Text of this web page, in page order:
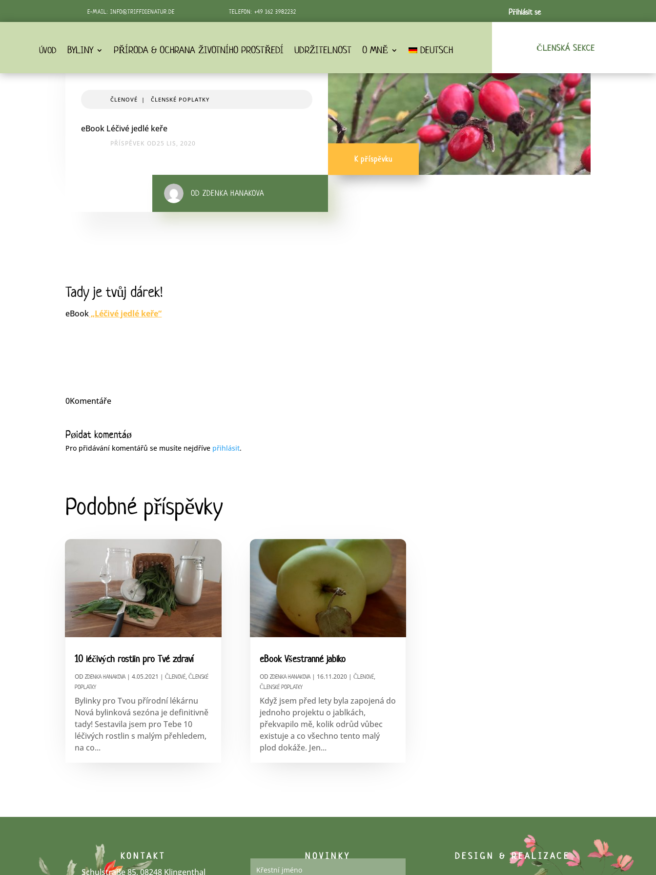
E-MAIL:INFO@TRIFFDIENATUR.DE TELEFON: +49 162 3982232‬ Přihlásit se
ÚVOD BYLINY PŘÍRODA & OCHRANA ŽIVOTNÍHO PROSTŘEDÍ UDRŽITELNOST O MNĚ DEUTSCH ČLENSKÁ SEKCE
ČLENOVÉ |ČLENSKÉ POPLATKY
eBook Léčivé jedlé keře
PŘÍSPĚVEK OD25 LIS, 2020
OD ZDENKA HANAKOVA
K příspěvku
Tady je tvůj dárek!
eBook „Léčivé jedlé keře“
0Komentáře
Pøidat komentáø
Pro přidávání komentářů se musíte nejdříve přihlásit.
Podobné příspěvky
10 léčivých rostlin pro Tvé zdraví
ODZDENKA HANAKOVA|4.05.2021 |ČLENOVÉ,ČLENSKÉ
POPLATKY
Bylinky pro Tvou přírodní lékárnu
Nová bylinková sezóna je definitivně
tady! Sestavila jsem pro Tebe 10
léčivých rostlin s malým přehledem,
na co...
eBook Všestranné jablko
OD ZDENKA HANAKOVA| 16.11.2020| ČLENOVÉ,
ČLENSKÉ POPLATKY
Když jsem před lety byla zapojená do
jednoho projektu o jablkách,
překvapilo mě, kolik odrůd vůbec
existuje a co všechno tento malý
plod dokáže. Jen...
KONTAKT
Schulstraße 85, 08248 Klingenthal
NOVINKY DESIGN & REALIZACE